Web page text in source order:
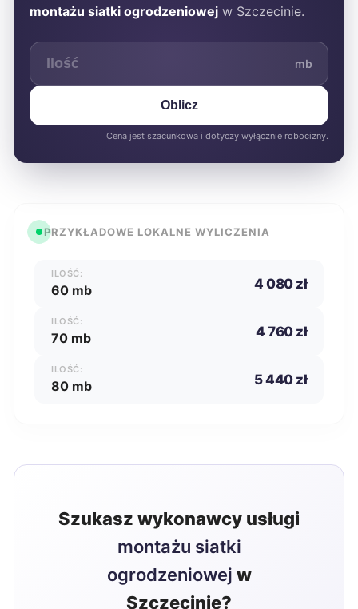
montażu siatki ogrodzeniowej w Szczecinie.
mb
Oblicz
Cena jest szacunkowa i dotyczy wyłącznie robocizny.
PRZYKŁADOWE LOKALNE WYLICZENIA
ILOŚĆ:
60 mb 4 080 zł
ILOŚĆ:
70 mb 4 760 zł
ILOŚĆ:
80 mb 5 440 zł
Szukasz wykonawcy usługi
montażu siatki
ogrodzeniowej w
Szczecinie?